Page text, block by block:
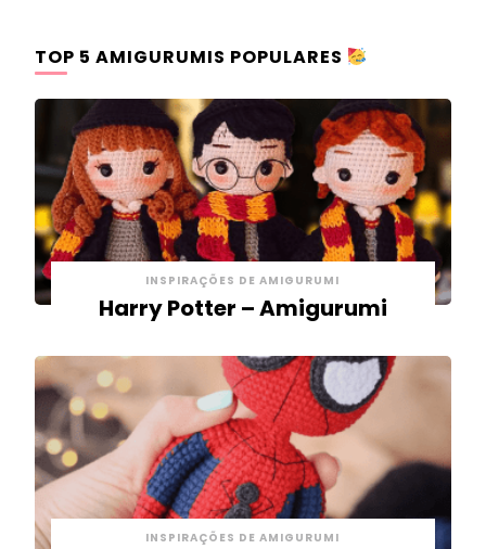
TOP 5 AMIGURUMIS POPULARES
INSPIRAÇÕES DE AMIGURUMI
Harry Potter – Amigurumi
INSPIRAÇÕES DE AMIGURUMI